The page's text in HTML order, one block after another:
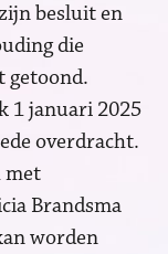
besluit en
die
getoond.
1 januari 2025
overdracht.
met
Brandsma
worden